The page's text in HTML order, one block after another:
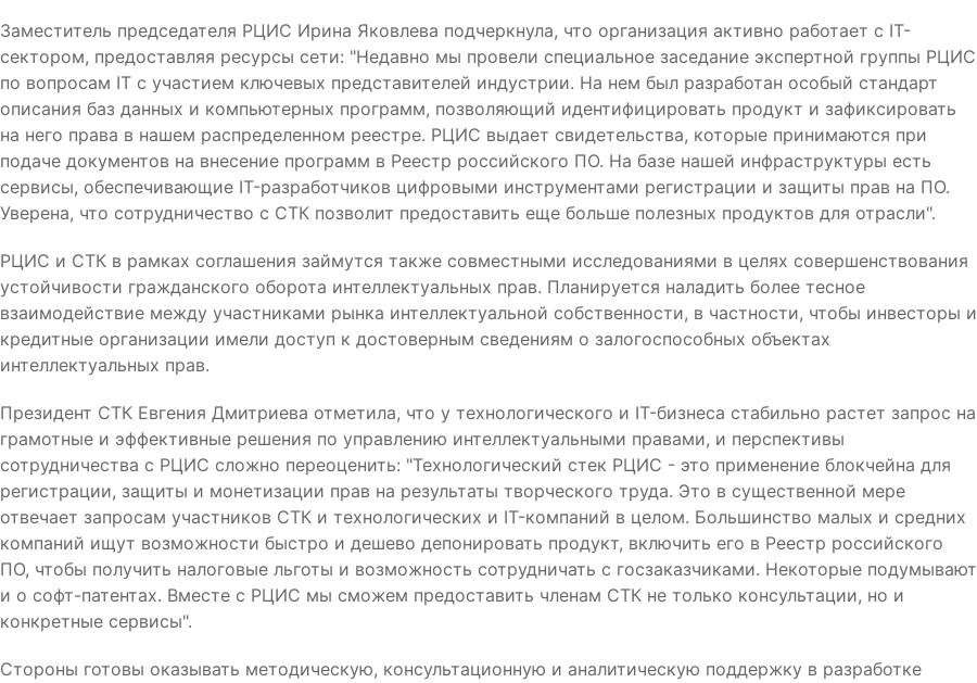
Заместитель председателя РЦИС Ирина Яковлева подчеркнула, что организация активно работает с IT-
сектором, предоставляя ресурсы сети: "Недавно мы провели специальное заседание экспертной группы РЦИС
по вопросам IT c участием ключевых представителей индустрии. На нем был разработан особый стандарт
описания баз данных и компьютерных программ, позволяющий идентифицировать продукт и зафиксировать
на него права в нашем распределенном реестре. РЦИС выдает свидетельства, которые принимаются при
подаче документов на внесение программ в Реестр российского ПО. На базе нашей инфраструктуры есть
сервисы, обеспечивающие IT-разработчиков цифровыми инструментами регистрации и защиты прав на ПО.
Уверена, что сотрудничество с СТК позволит предоставить еще больше полезных продуктов для отрасли".
РЦИС и СТК в рамках соглашения займутся также совместными исследованиями в целях совершенствования
устойчивости гражданского оборота интеллектуальных прав. Планируется наладить более тесное
взаимодействие между участниками рынка интеллектуальной собственности, в частности, чтобы инвесторы и
кредитные организации имели доступ к достоверным сведениям о залогоспособных объектах
интеллектуальных прав.
Президент СТК Евгения Дмитриева отметила, что у технологического и IT-бизнеса стабильно растет запрос на
грамотные и эффективные решения по управлению интеллектуальными правами, и перспективы
сотрудничества с РЦИС сложно переоценить: "Технологический стек РЦИС - это применение блокчейна для
регистрации, защиты и монетизации прав на результаты творческого труда. Это в существенной мере
отвечает запросам участников СТК и технологических и IT-компаний в целом. Большинство малых и средних
компаний ищут возможности быстро и дешево депонировать продукт, включить его в Реестр российского
ПО, чтобы получить налоговые льготы и возможность сотрудничать с госзаказчиками. Некоторые подумывают
и о софт-патентах. Вместе с РЦИС мы сможем предоставить членам СТК не только консультации, но и
конкретные сервисы".
Стороны готовы оказывать методическую, консультационную и аналитическую поддержку в разработке